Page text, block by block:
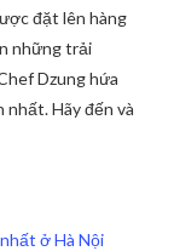
đặt lên hàng
những trải
Dzung hứa
nhất. Hãy đến và
ở Hà Nội